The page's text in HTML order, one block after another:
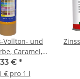
Vollton- und
Caramel,
0,75 l
€ *
€ pro 1 l